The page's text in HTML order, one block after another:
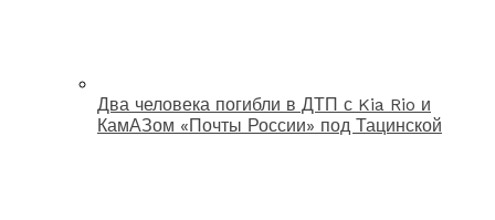
Два человека погибли в ДТП с Kia Rio и
КамАЗом «Почты России» под Тацинской